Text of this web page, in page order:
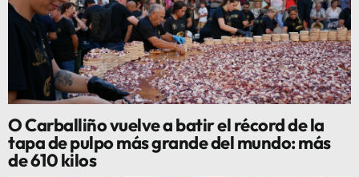
O Carballiño vuelve a batir el récord de la
tapa de pulpo más grande del mundo: más
de 610 kilos